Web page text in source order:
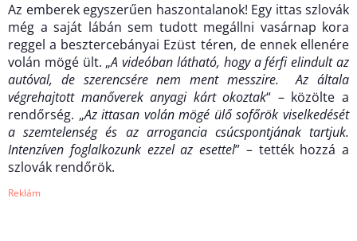
Az emberek egyszerűen haszontalanok! Egy ittas szlovák
még a saját lábán sem tudott megállni vasárnap kora
reggel a besztercebányai Ezüst téren, de ennek ellenére
volán mögé ült. „A videóban látható, hogy a férfi elindult az
autóval, de szerencsére nem ment messzire. Az általa
végrehajtott manőverek anyagi kárt okoztak“ – közölte a
rendőrség. „Az ittasan volán mögé ülő sofőrök viselkedését
a szemtelenség és az arrogancia csúcspontjának tartjuk.
Intenzíven foglalkozunk ezzel az esettel” – tették hozzá a
szlovák rendőrök.
Reklám